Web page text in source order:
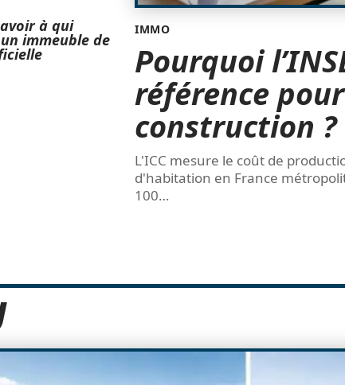
à qui
immeuble de
IMMO
Pourquoi
référence
construction ?
L'ICC mesure le coût de
d'habitation en France
100…